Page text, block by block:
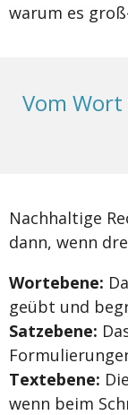
warum es
Vom Wort
Nachhaltige
dann, wenn
Wortebene:
geübt und
Satzebene:
Textebene:
wenn beim